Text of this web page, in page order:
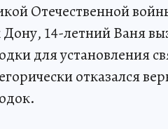
Отечественной
14-летний Ваня
для установления
отказался